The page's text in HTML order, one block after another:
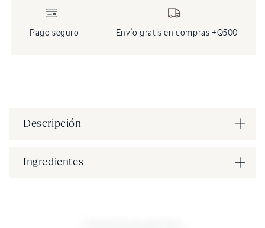
Pago seguro Envío gratis en compras +Q500
Descripción
Ingredientes